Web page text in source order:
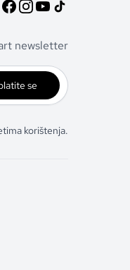
newsletter
se
korištenja.